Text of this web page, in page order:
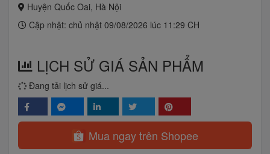
Huyện Quốc Oai, Hà Nội
Cập nhật: chủ nhật 09/08/2026 lúc 11:29 CH
LỊCH SỬ GIÁ SẢN PHẨM
Đang tải lịch sử giá...
Mua ngay trên Shopee